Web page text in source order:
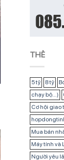
THẺ
5 tỷ 8 tỷ
chạy bộ...)
Cơ hội giao
Mua bán
Máy tính và
Người yêu